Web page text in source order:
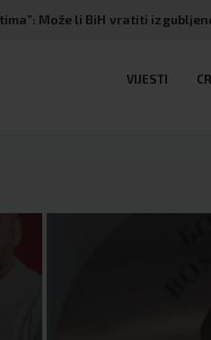
VIJESTI
nezapamćen diplomatski